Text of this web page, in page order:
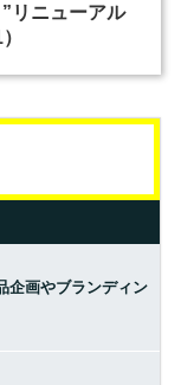
リニューアル
企画やブランディン